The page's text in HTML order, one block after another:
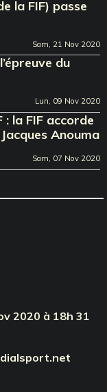
la FIF) passe
Sam, 21 Nov 2020
du
Lun, 09 Nov 2020
: la FIF accorde
Anouma
Sam, 07 Nov 2020
2020 à 18h 31